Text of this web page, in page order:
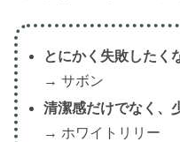
とにかく失敗したく
→ サボン
清潔感だけでなく、
→ ホワイトリリー